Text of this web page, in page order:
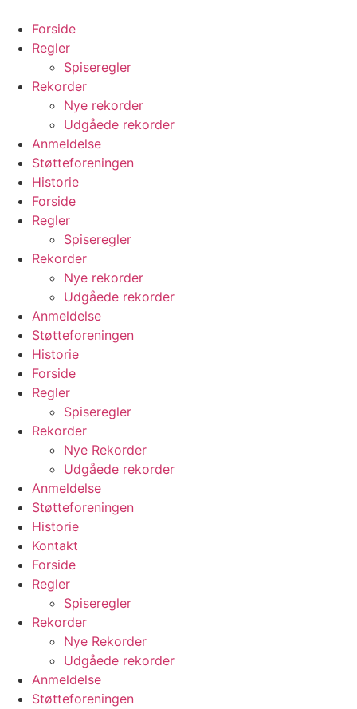
indhold
Forside
Regler
Spiseregler
Rekorder
Nye rekorder
Udgåede rekorder
Anmeldelse
Støtteforeningen
Historie
Forside
Regler
Spiseregler
Rekorder
Nye rekorder
Udgåede rekorder
Anmeldelse
Støtteforeningen
Historie
Forside
Regler
Spiseregler
Rekorder
Nye Rekorder
Udgåede rekorder
Anmeldelse
Støtteforeningen
Historie
Kontakt
Forside
Regler
Spiseregler
Rekorder
Nye Rekorder
Udgåede rekorder
Anmeldelse
Støtteforeningen